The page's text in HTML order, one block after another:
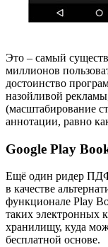
Это – самый
миллионов
достоинство
назойливой
(масштабирование
аннотации, равно
Google Play
Ещё один ридер
в качестве
функционале Play
таких электронных
хранилищу, куда
бесплатной основе.